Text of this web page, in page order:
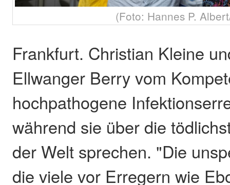
(Foto: Hannes P.
Frankfurt. Christian Kleine
Ellwanger Berry vom
hochpathogene
während sie über die
der Welt sprechen. "Die
die viele vor Erregern wie